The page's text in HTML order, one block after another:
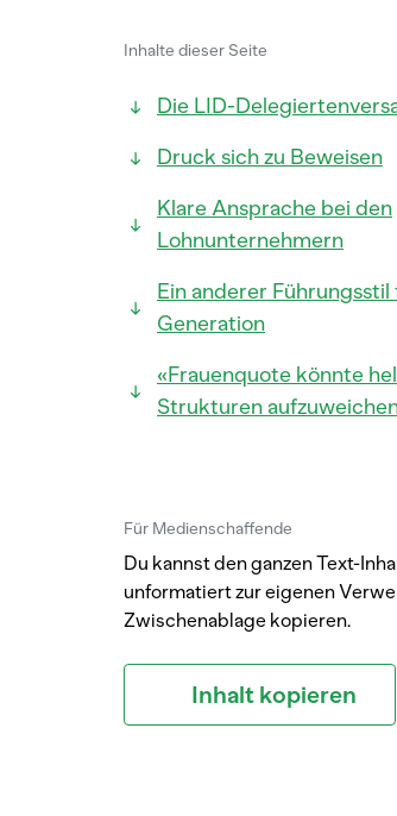
Inhalte dieser Seite
Die LID-
Druck sich zu Beweisen
Klare Ansprache bei den
Lohnunternehmern
Ein anderer Führungsstil
Generation
«Frauenquote könnte
Strukturen
Für Medienschaffende
Du kannst den ganzen Text-
unformatiert zur eigenen
Zwischenablage kopieren.
Inhalt kopieren